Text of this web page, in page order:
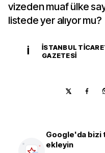
vizeden muaf ülke
listede yer alıyor mu?
İ
İSTANBUL
GAZETESI
Google'da bizi
ekleyin